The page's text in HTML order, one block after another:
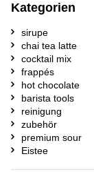
Kategorien
sirupe
chai tea latte
cocktail mix
frappés
hot chocolate
barista tools
reinigung
zubehör
premium sour
Eistee